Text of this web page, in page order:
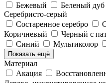
Бежевый
Беленый дуб
Серебристо-серый
Состаренное серебро
Коричневый
Черный с
Синий
Мультиколор
Показать ещё
Материал
Акация